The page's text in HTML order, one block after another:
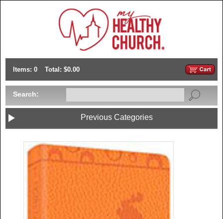
Items: 0 Total: $0.00
Search:
Previous Categories